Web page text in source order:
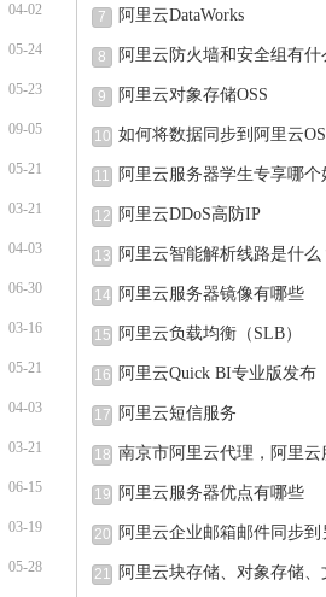
04-02
05-24
05-23
09-05
05-21
03-21
04-03
06-30
03-16
05-21
04-03
03-21
06-15
03-19
05-28
7 阿里云DataWorks
8 阿里云防火墙和安全组有什
9 阿里云对象存储OSS
10 如何将数据同步到阿里云
11 阿里云服务器学生专享哪个
12 阿里云DDoS高防IP
13 阿里云智能解析线路是什么
14 阿里云服务器镜像有哪些
15 阿里云负载均衡（SLB）
16 阿里云Quick BI专业版发布
17 阿里云短信服务
18 南京市阿里云代理，阿里云
19 阿里云服务器优点有哪些
20 阿里云企业邮箱邮件同步到
21 阿里云块存储、对象存储、